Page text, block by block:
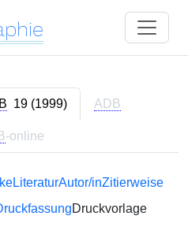
19 (1999) ADB
-online
LiteraturAutor/inZitierweise
Druckvorlage